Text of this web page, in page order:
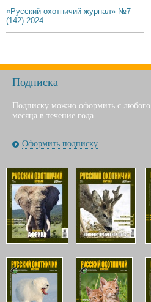
«Русский охотничий журнал» №7
(142) 2024
Подписка
Подписку можно оформить с любого
месяца в течение года.
Оформить подписку